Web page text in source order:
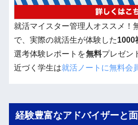
就活マイスター管理人オススメ！
で、実際の就活生が体験した1000
選考体験レポートを無料プレゼン
近づく学生は就活ノートに無料会
経験豊富なアドバイザーと